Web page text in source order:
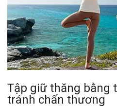
Tập giữ thăng bằng
tránh chấn thương